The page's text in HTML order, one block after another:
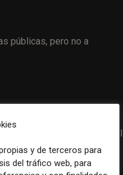
públicas, pero no a
la credibilidad de los
que suelen discrepar, con el
y de terceros para
del tráfico web, para